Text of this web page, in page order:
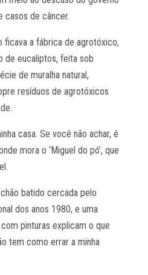
casos de câncer.
ficava a fábrica de agrotóxico,
de eucaliptos, feita sob
de muralha natural,
resíduos de agrotóxicos
casa. Se você não achar, é
mora o ‘Miguel do pó’, que
batido cercada pelo
dos anos 1980, e uma
pinturas explicam o que
tem como errar a minha